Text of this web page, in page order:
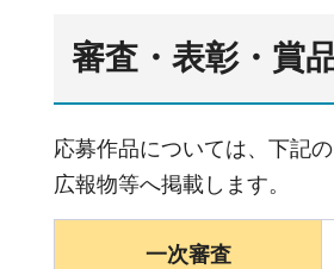
審査・表彰・賞
応募作品については、下記
広報物等へ掲載します。
一次審査